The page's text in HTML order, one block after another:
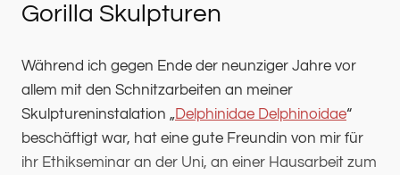
Gorilla Skulpturen
Während ich gegen Ende der neunziger Jahre vor
Während ich gegen Ende der neunziger Jahre vor
allem mit den Schnitzarbeiten an meiner
Skulptureninstalation „Delphinidae Delphinoidae“
beschäftigt war, hat eine gute Freundin von mir für
ihr Ethikseminar an der Uni, an einer Hausarbeit zum